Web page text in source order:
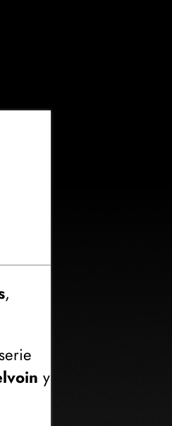
,
y